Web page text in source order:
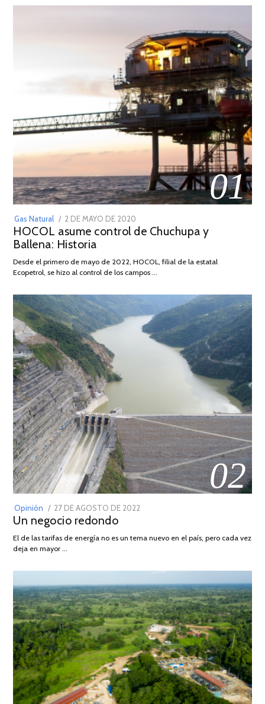
01
Gas Natural
POSTED
ON
2 DE MAYO DE 2020
DE
2026
HOCOL asume control de Chuchupa y
Ballena: Historia
Desde el primero de mayo de 2022, HOCOL, filial de la estatal
Ecopetrol, se hizo al control de los campos …
02
Opinión
POSTED
ON
27 DE AGOSTO DE 2022
DE
Un negocio redondo
El de las tarifas de energía no es un tema nuevo en el país, pero cada vez
deja en mayor …